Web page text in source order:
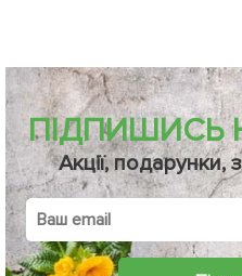
ПІДПИШИСЬ
Акції,